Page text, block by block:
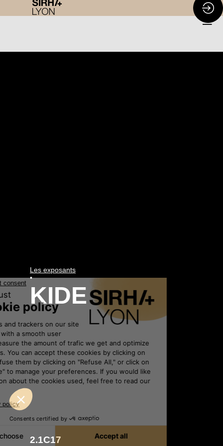
Les exposants
•
KIDE
2.1C17